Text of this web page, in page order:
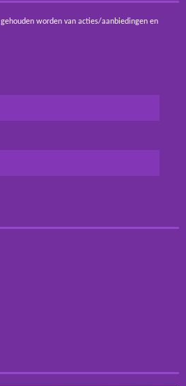
worden van acties/aanbiedingen en